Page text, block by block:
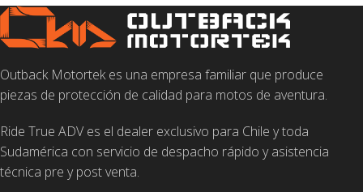
Outback Motortek es una empresa familiar que produce
piezas de protección de calidad para motos de aventura.
Ride True ADV es el dealer exclusivo para Chile y toda
Sudamérica con servicio de despacho rápido y asistencia
técnica pre y post venta.